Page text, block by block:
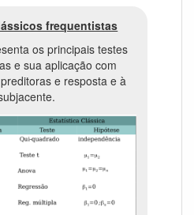
frequentistas
os principais testes
e sua aplicação com
e resposta e à